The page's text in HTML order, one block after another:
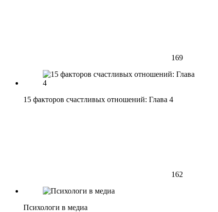
169
15 факторов счастливых отношений: Глава 4
162
Психологи в медиа